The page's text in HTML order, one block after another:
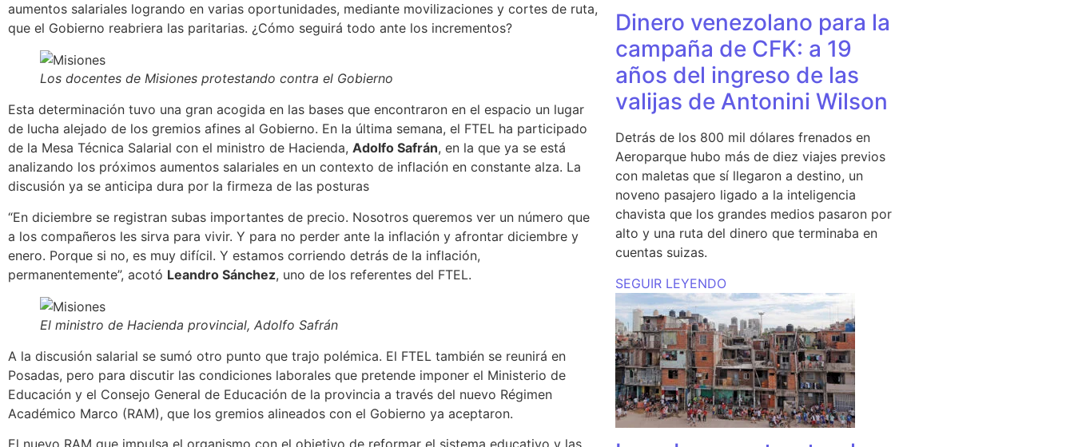
aumentos salariales logrando en varias oportunidades, mediante movilizaciones y cortes de ruta,
que el Gobierno reabriera las paritarias. ¿Cómo seguirá todo ante los incrementos?
Los docentes de Misiones protestando contra el Gobierno
Esta determinación tuvo una gran acogida en las bases que encontraron en el espacio un lugar
de lucha alejado de los gremios afines al Gobierno. En la última semana, el FTEL ha participado
de la Mesa Técnica Salarial con el ministro de Hacienda, Adolfo Safrán, en la que ya se está
analizando los próximos aumentos salariales en un contexto de inflación en constante alza. La
discusión ya se anticipa dura por la firmeza de las posturas
“En diciembre se registran subas importantes de precio. Nosotros queremos ver un número que
a los compañeros les sirva para vivir. Y para no perder ante la inflación y afrontar diciembre y
enero. Porque si no, es muy difícil. Y estamos corriendo detrás de la inflación,
permanentemente”, acotó Leandro Sánchez, uno de los referentes del FTEL.
El ministro de Hacienda provincial, Adolfo Safrán
A la discusión salarial se sumó otro punto que trajo polémica. El FTEL también se reunirá en
Posadas, pero para discutir las condiciones laborales que pretende imponer el Ministerio de
Educación y el Consejo General de Educación de la provincia a través del nuevo Régimen
Académico Marco (RAM), que los gremios alineados con el Gobierno ya aceptaron.
Dinero venezolano para la
campaña de CFK: a 19
años del ingreso de las
valijas de Antonini Wilson
Detrás de los 800 mil dólares frenados en
Aeroparque hubo más de diez viajes previos
con maletas que sí llegaron a destino, un
noveno pasajero ligado a la inteligencia
chavista que los grandes medios pasaron por
alto y una ruta del dinero que terminaba en
cuentas suizas.
SEGUIR LEYENDO